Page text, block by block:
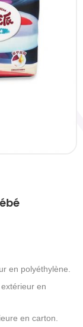
en polyéthylène.
en
en carton.